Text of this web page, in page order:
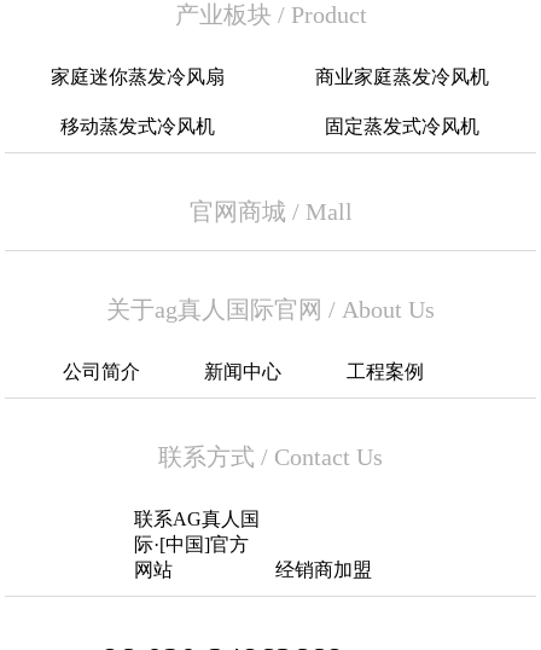
产业板块 / Product
家庭迷你蒸发冷风扇 商业家庭蒸发冷风机
移动蒸发式冷风机 固定蒸发式冷风机
官网商城 / Mall
关于ag真人国际官网 / About Us
公司简介 新闻中心 工程案例
联系方式 / Contact Us
联系AG真人国
际·[中国]官方
网站
经销商加盟